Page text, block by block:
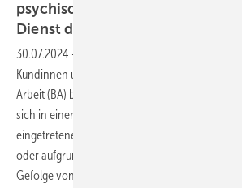
psychischen Erkrankungen im
Dienst der Bundesagentur für
30.07.2024 -
Kundinnen und Kunden im Ärztlichen Dienst
Arbeit (BA) begutachten zu lassen. Viele dieser
sich in einer Ausnahmesituation – sei es
eingetretenen Arbeitslosigkeit, die als tiefe
oder aufgrund mannigfaltiger psychosozialer
Gefolge von längerer Arbeitslosigkeit